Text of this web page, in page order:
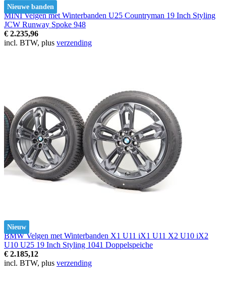
Nieuwe banden
MINI Velgen met Winterbanden U25 Countryman 19 Inch Styling
JCW Runway Spoke 948
€ 2.235,96
incl. BTW, plus verzending
Nieuw
BMW Velgen met Winterbanden X1 U11 iX1 U11 X2 U10 iX2
U10 U25 19 Inch Styling 1041 Doppelspeiche
€ 2.185,12
incl. BTW, plus verzending